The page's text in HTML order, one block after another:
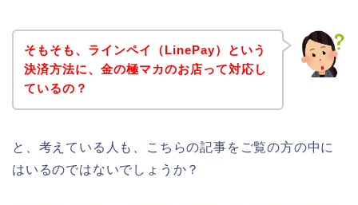
そもそも、ラインペイ（LinePay）という
決済方法に、金の極マカのお店って対応し
ているの？
と、考えている人も、こちらの記事をご覧の方の中に
はいるのではないでしょうか？